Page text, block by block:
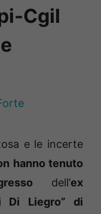
Cgil
e le incerte
hanno tenuto
dell’ex
Di Liegro” di